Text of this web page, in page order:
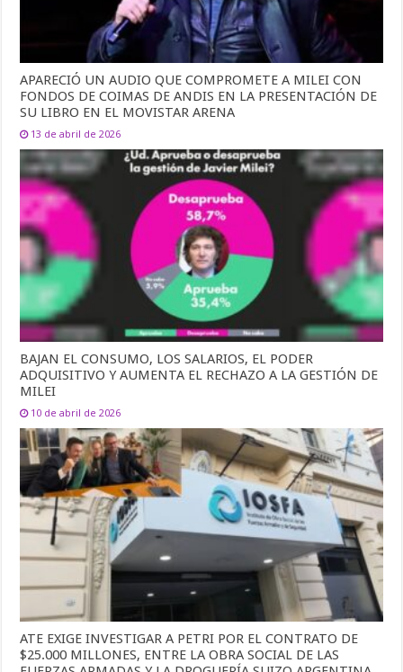
APARECIÓ UN AUDIO QUE COMPROMETE A MILEI CON
FONDOS DE COIMAS DE ANDIS EN LA PRESENTACIÓN DE
SU LIBRO EN EL MOVISTAR ARENA
13 de abril de 2026
BAJAN EL CONSUMO, LOS SALARIOS, EL PODER
ADQUISITIVO Y AUMENTA EL RECHAZO A LA GESTIÓN DE
MILEI
10 de abril de 2026
ATE EXIGE INVESTIGAR A PETRI POR EL CONTRATO DE
$25.000 MILLONES, ENTRE LA OBRA SOCIAL DE LAS